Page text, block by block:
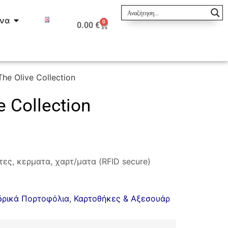
0.00 € 0
Olive Collection
Collection
κερματα, χαρτ/ματα (RFID secure)
Πορτοφόλια, Καρτοθήκες & Αξεσουάρ